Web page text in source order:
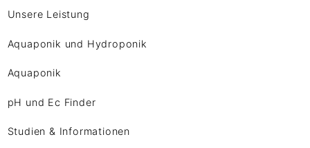
Unsere Leistung
Aquaponik und Hydroponik
Aquaponik
pH und Ec Finder
Studien & Informationen